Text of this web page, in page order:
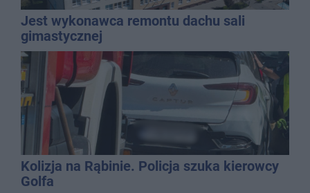
Jest wykonawca remontu dachu sali
gimastycznej
Kolizja na Rąbinie. Policja szuka kierowcy
Golfa